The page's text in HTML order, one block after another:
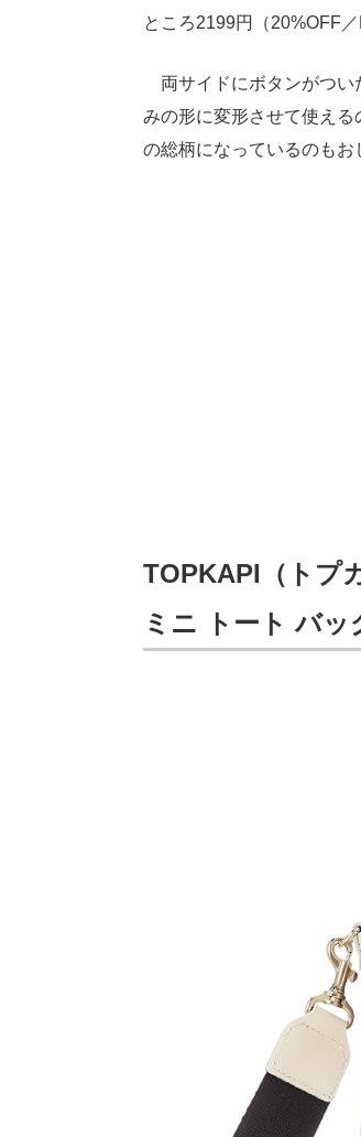
ところ2199円（20%OFF
両サイドにボタンがつい
みの形に変形させて使え
の総柄になっているのもお
TOPKAPI（トプ
ミニ トート バッ